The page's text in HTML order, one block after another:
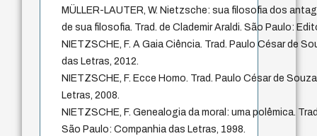
MÜLLER-LAUTER, W. Nietzsche: sua filosofia dos
de sua filosofia. Trad. de Clademir Araldi. São Paulo:
NIETZSCHE, F. A Gaia Ciência. Trad. Paulo César de
das Letras, 2012.
NIETZSCHE, F. Ecce Homo. Trad. Paulo César de
Letras, 2008.
NIETZSCHE, F. Genealogia da moral: uma polêmica.
São Paulo: Companhia das Letras, 1998.